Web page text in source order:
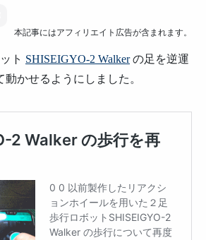
本記事にはアフィリエイト広告が含まれます。
ト SHISEIGYO-2 Walkerの足を逆運
かせるようにしました。